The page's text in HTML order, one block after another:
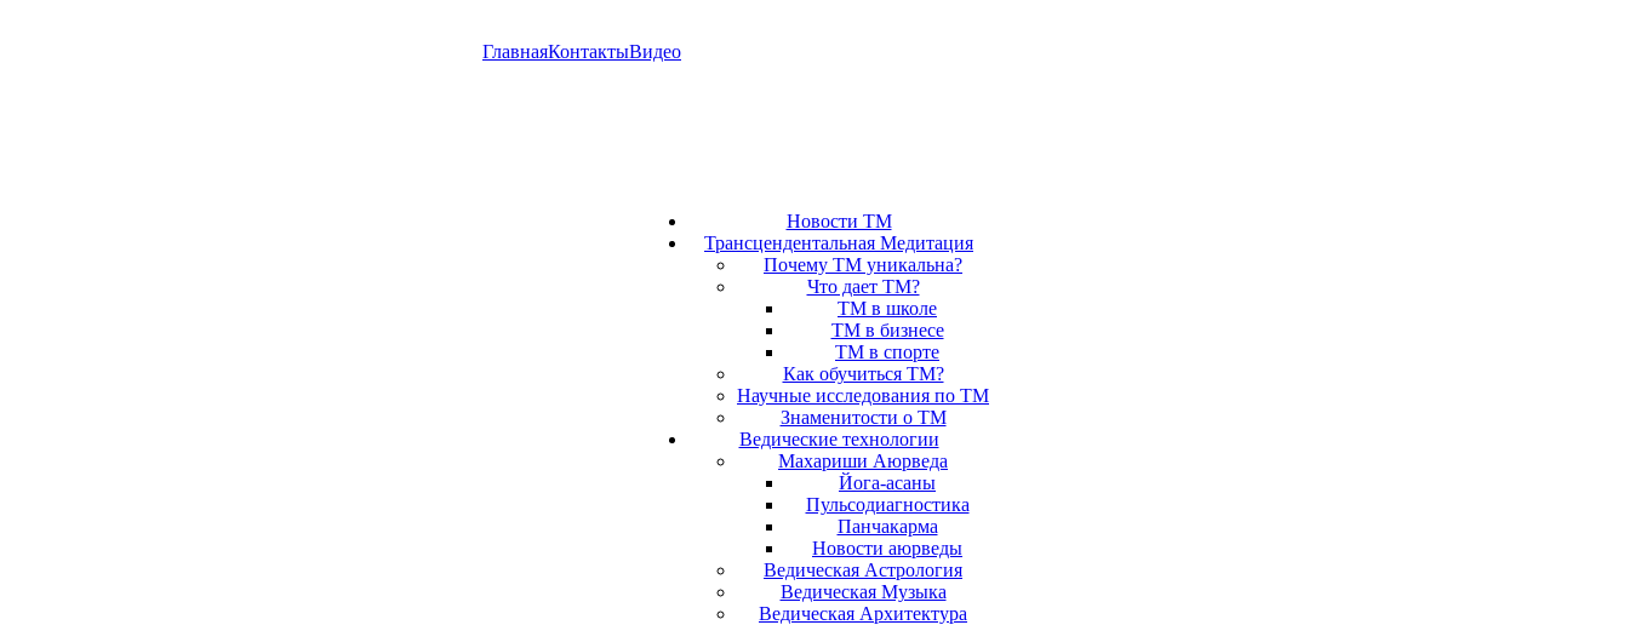
ГлавнаяКонтактыВидео
Новости ТМ
Трансцендентальная Медитация
Почему ТМ уникальна?
Что дает ТМ?
ТМ в школе
ТМ в бизнесе
ТМ в спорте
Как обучиться ТМ?
Научные исследования по ТМ
Знаменитости о ТМ
Ведические технологии
Махариши Аюрведа
Йога-асаны
Пульсодиагностика
Панчакарма
Новости аюрведы
Ведическая Астрология
Ведическая Музыка
Ведическая Архитектура